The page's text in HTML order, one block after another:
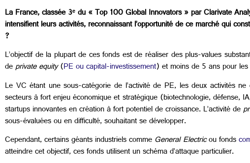
La France, classée 3ᵉ du « Top 100 Global Innovators » par Clarivate
intensifient leurs activités, reconnaissant l’opportunité de ce marché qui
?
L’objectif de la plupart de ces fonds est de réaliser des plus-values
deprivate equity(PE ou capital-investissement) et moins de 5 ans pour
Le VC étant une sous-catégorie de l’activité de PE, les deux activités
secteurs à fort enjeu économique et stratégique (biotechnologie, défense,
startups innovantes en création à fort potentiel de croissance. L’activité de
sous-évaluées ou en difficulté, souhaitant se développer.
Cependant, certains géants industriels commeGeneral Electricou fonds
atteindre cet objectif, ces fonds utilisent un schéma d’attaque particulier.